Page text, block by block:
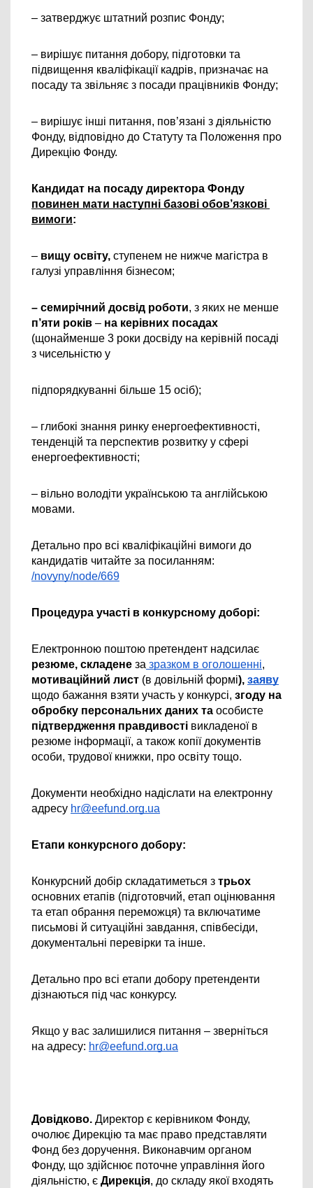
– затверджує штатний розпис Фонду;
– вирішує питання добору, підготовки та
підвищення кваліфікації кадрів, призначає на
посаду та звільняє з посади працівників Фонду;
– вирішує інші питання, пов’язані з діяльністю
Фонду, відповідно до Статуту та Положення про
Дирекцію Фонду.
повинен мати наступні базові обов’язкові
вимоги:
– вищу освіту, ступенем не нижче магістра в
галузі управління бізнесом;
– семирічний досвід роботи
п’яти років –
(щонайменше 3 роки досвіду на керівній посаді
з чисельністю у
підпорядкуванні більше 15 осіб);
– глибокі знання ринку енергоефективності,
тенденцій та перспектив розвитку у сфері
енергоефективності;
– вільно володіти українською та англійською
мовами.
Детально про всі кваліфікаційні вимоги до
/novyny/node/669
Процедура участі в конкурсному доборі:
резюме, складене за зразком в оголошенні,
мотиваційний лист (в довільній формі), заяву
щодо бажання взяти участь у конкурсі, згоду на
обробку персональних даних та особисте
підтвердження правдивості викладеної в
резюме інформації, а також копії документів
особи, трудової книжки, про освіту тощо.
Документи необхідно надіслати на електронну
адресу hr@eefund.org.ua
Етапи конкурсного добору:
Конкурсний добір складатиметься з трьох
основних етапів (підготовчий, етап оцінювання
та етап обрання переможця) та включатиме
письмові й ситуаційні завдання, співбесіди,
документальні перевірки та інше.
Детально про всі етапи добору претенденти
дізнаються під час конкурсу.
Якщо у вас залишилися питання – зверніться
на адресу: hr@eefund.org.ua
Довідково. Директор є керівником Фонду,
очолює Дирекцію та має право представляти
Фонд без доручення. Виконавчим органом
Фонду, що здійснює поточне управління його
діяльністю, є Дирекція, до складу якої входять